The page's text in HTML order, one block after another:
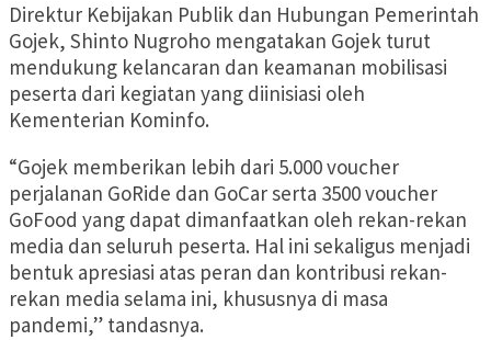
Direktur Kebijakan Publik dan Hubungan Pemerintah
Gojek, Shinto Nugroho mengatakan Gojek turut
mendukung kelancaran dan keamanan mobilisasi
peserta dari kegiatan yang diinisiasi oleh
Kementerian Kominfo.
“Gojek memberikan lebih dari 5.000 voucher
perjalanan GoRide dan GoCar serta 3500 voucher
GoFood yang dapat dimanfaatkan oleh rekan-rekan
media dan seluruh peserta. Hal ini sekaligus menjadi
bentuk apresiasi atas peran dan kontribusi rekan-
rekan media selama ini, khususnya di masa
pandemi,” tandasnya.